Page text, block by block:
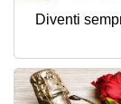
Diventi